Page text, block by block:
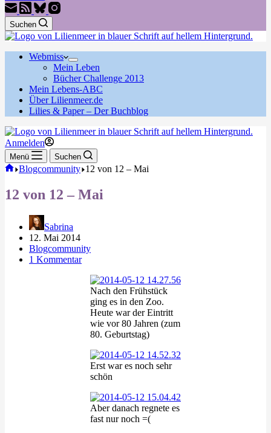
Suchen
Webmiss
Mein Leben
Bücher Challenge 2013
Mein Lebens-ABC
Über Lilienmeer.de
Lilies & Paper – Der Buchblog
Anmelden
Menü Suchen
Start
Blogcommunity 12 von 12 – Mai
12 von 12 – Mai
Sabrina
12. Mai 2014
Blogcommunity
1 Kommentar
Nach den Frühstück
ging es in den Zoo.
Heute war der Eintritt
wie vor 80 Jahren (zum
80. Geburtstag)
Erst war es noch sehr
schön
Aber danach regnete es
fast nur noch =(